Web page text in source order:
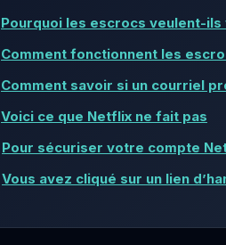
Pourquoi les escrocs veulent-
Comment fonctionnent les
Comment savoir si un courriel
Voici ce que Netflix ne fait pas
Pour sécuriser votre compte
Vous avez cliqué sur un lien